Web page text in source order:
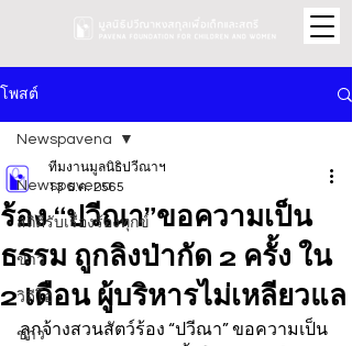
โพสต์
Newspavena
สถิติรับเรื่องร้องทุกข์
ข่าว
วิดีโอ
ข่าว
Newspavena
ร้อง “ปวีณา”ขอความเป็น
ธรรม ถูกลิงป่ากัด 2 ครั้ง ใน
2 เดือน ผู้บริหารไม่เหลียวแล
ทีมงานมูลนิธิปวีณาฯ
13 ธ.ค. 2565
ลูกจ้างสวนสัตว์ร้อง “ปวีณา” ขอความเป็น